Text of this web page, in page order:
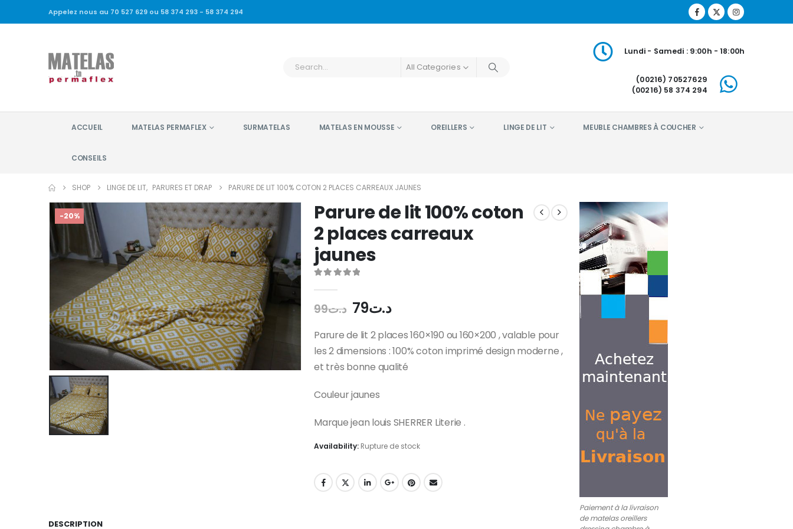
Appelez nous au 70 527 629 ou 58 374 293 - 58 374 294
All Categories
Lundi - Samedi : 9:00h - 18:00h
(00216) 70527629
(00216) 58 374 294
ACCUEIL MATELAS PERMAFLEX SURMATELAS MATELAS EN MOUSSE OREILLERS LINGE DE LIT MEUBLE CHAMBRES À COUCHER
CONSEILS
SHOP LINGE DE LIT, PARURES ET DRAP PARURE DE LIT 100% COTON 2 PLACES CARREAUX JAUNES
-20%
Parure de lit 100% coton
2 places carreaux
jaunes
د.ت99 Le
initial
était :
د.ت99.
د.ت79 Le
actuel
est :
Parure de lit 2 places 160×190 ou 160×200 , valable pour
les 2 dimensions : 100% coton imprimé design moderne ,
et très bonne qualité
Couleur jaunes
Marque jean louis SHERRER Literie .
Availability: Rupture de stock
DESCRIPTION
Paiement à la livraison
de matelas oreillers